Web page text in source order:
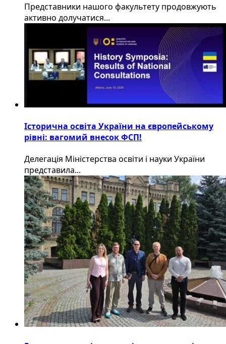
​Представники нашого факультету продовжують
активно долучатися...
Історична освіта України на європейському
рівні: вагомий внесок ФСП!
Делегація Міністерства освіти і науки України
представила...